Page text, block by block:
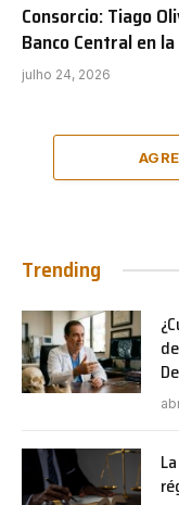
Consorcio: Tiago
Banco Central en
julho 24, 2026
Trending